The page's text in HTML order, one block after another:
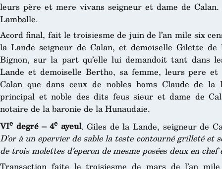
leurs père et mere vivans seigneur et dame de
Lamballe.
Acord final, fait le troisiesme de juin de l’an mile six
la Lande seigneur de Calan, et demoiselle Gilette
Bignon, sur la part qu’elle lui demandoit tant dans
Lande et demoiselle Bertho, sa femme, leurs pere
Calan que dans ceux de nobles homs Claude de
principal et noble des dits feus sieur et dame de
notaire de la baronie de la Hunaudaie.
VIe degré – 4eayeul. Giles de la Lande, seigneur de
D’or à un epervier de sable la teste contourné grilleté et
de trois molettes d’eperon de mesme posées deux en
Transaction faite le troisiesme de mars de l’an